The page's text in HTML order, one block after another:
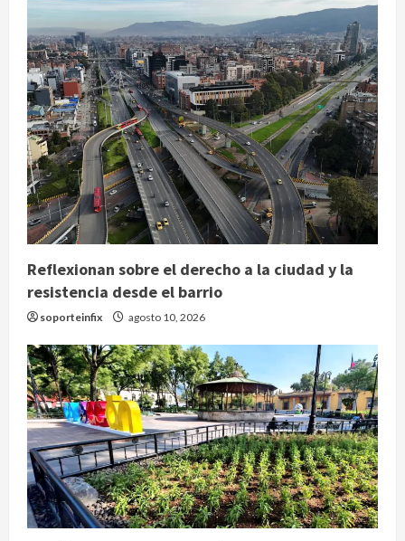
Reflexionan sobre el derecho a la ciudad y la
resistencia desde el barrio
soporteinfix agosto 10, 2026